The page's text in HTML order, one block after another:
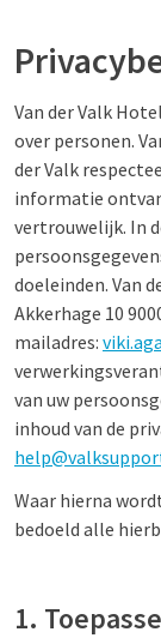
Van der Valk
over personen.
der Valk
informatie
vertrouwelijk. In
doeleinden. Van
Akkerhage 10
mailadres:
van uw
inhoud van de
Waar hierna
bedoeld alle
1.